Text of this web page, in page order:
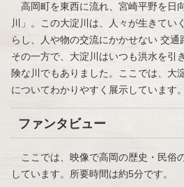
高岡町を東西に流れ、宮崎平野を日
川」。この大淀川は、人々が生きてい
らし、人や物の交流にかかせない 交通
その一方で、大淀川はいつも洪水を引
険な川でもありました。ここでは、大
についてわかりやすく展示しています。
ファンタビュー
ここでは、映像で高岡の歴史・民俗
しています。所要時間は約5分です。